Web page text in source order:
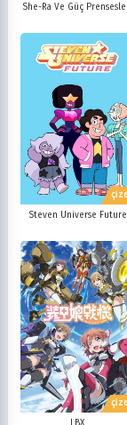
She-Ra Ve Güç
Steven Universe Future